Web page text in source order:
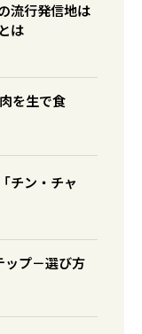
流行発信地は
は
を生で食
チン・チャ
ップ－選び方